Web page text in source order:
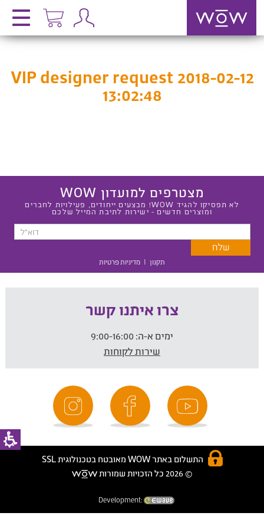
VIP designer request 2018-02-12
13:02:48
מצטרפים למועדון WOW
לא תפסיקו להגיד WOW! מבצעים ייחודים, פעילויות לחברים
ומוצרים חדשים - ישירות לתיבת המייל שלכם
תקנון | מדיניות פרטיות
צרו איתנו קשר
ימים א-ה:
שירות לקוחות
התשלום באתר WOW מאובטח בטכנולוגית SSL
© 2026 כל הזכויות שמורות
Development: